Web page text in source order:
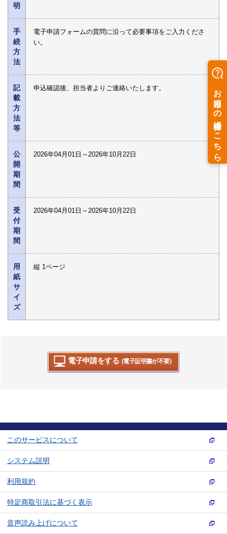
明
手
続
方
法
電子申請フォームの質問に沿って必要事項をご入力くださ
い。
記
載
方
法
等
申込確認後、担当者よりご連絡いたします。
公
開
期
間
2026年04月01日～2026年10月22日
受
付
期
間
2026年04月01日～2026年10月22日
用
紙
サ
イ
ズ
縦 1ページ
電子申請をする (電子証明書が不要)
このサービスについて
システム説明
利用規約
特定商取引法に基づく表示
音声読み上げについて